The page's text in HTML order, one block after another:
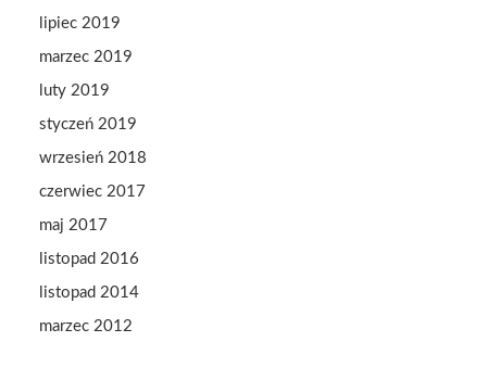
lipiec 2019
marzec 2019
luty 2019
styczeń 2019
wrzesień 2018
czerwiec 2017
maj 2017
listopad 2016
listopad 2014
marzec 2012